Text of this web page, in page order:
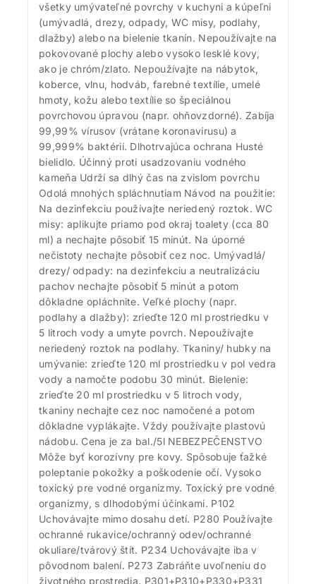
všetky umývateľné povrchy v kuchyni a kúpeľni
(umývadlá, drezy, odpady, WC misy, podlahy,
dlažby) alebo na bielenie tkanín. Nepoužívajte na
pokovované plochy alebo vysoko lesklé kovy,
ako je chróm/zlato. Nepoužívajte na nábytok,
koberce, vlnu, hodváb, farebné textílie, umelé
hmoty, kožu alebo textílie so špeciálnou
povrchovou úpravou (napr. ohňovzdorné). Zabíja
99,99% vírusov (vrátane koronavírusu) a
99,999% baktérií. Dlhotrvajúca ochrana Husté
bielidlo. Účinný proti usadzovaniu vodného
kameňa Udrží sa dlhý čas na zvislom povrchu
Odolá mnohých spláchnutiam Návod na použitie:
Na dezinfekciu používajte neriedený roztok. WC
misy: aplikujte priamo pod okraj toalety (cca 80
ml) a nechajte pôsobiť 15 minút. Na úporné
nečistoty nechajte pôsobiť cez noc. Umývadlá/
drezy/ odpady: na dezinfekciu a neutralizáciu
pachov nechajte pôsobiť 5 minút a potom
dôkladne opláchnite. Veľké plochy (napr.
podlahy a dlažby): zrieďte 120 ml prostriedku v
5 litroch vody a umyte povrch. Nepoužívajte
neriedený roztok na podlahy. Tkaniny/ hubky na
umývanie: zrieďte 120 ml prostriedku v pol vedra
vody a namočte podobu 30 minút. Bielenie:
zrieďte 20 ml prostriedku v 5 litroch vody,
tkaniny nechajte cez noc namočené a potom
dôkladne vyplákajte. Vždy používajte plastovú
nádobu. Cena je za bal./5l NEBEZPEČENSTVO
Môže byť korozívny pre kovy. Spôsobuje ťažké
poleptanie pokožky a poškodenie očí. Vysoko
toxický pre vodné organizmy. Toxický pre vodné
organizmy, s dlhodobými účinkami. P102
Uchovávajte mimo dosahu detí. P280 Používajte
ochranné rukavice/ochranný odev/ochranné
okuliare/tvárový štít. P234 Uchovávajte iba v
pôvodnom balení. P273 Zabráňte uvoľneniu do
životného prostredia. P301+P310+P330+P331